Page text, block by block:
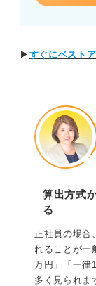
▶ すぐにベスト
算出方式
る
正社員の場合
れることが一
万円」「一律
多く見られま